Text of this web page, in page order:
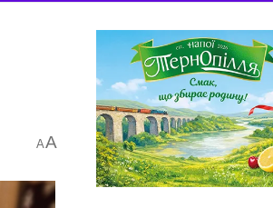
AA